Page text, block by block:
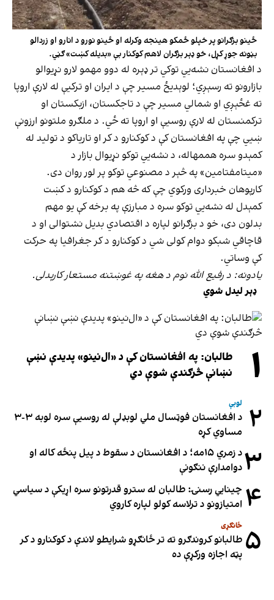
ځینو بزګرانو پر خپلو ځمکو هینجه وکرله او ځینو نورو د انارو او زردالو
بڼونه جوړ کړل، خو ډېر بزګران لاهم کوکنار بې «بدیله کښت» ګڼي.
د افغانستان نشه‌يي توکي تر ډېره له دوو مهمو لارو نړیوالو
بازارونو ته رسېږي؛ لوېدیځ مسیر چې د ایران او ترکیې له لارې اروپا
ته غځېږي او شمالي مسیر چې د تاجکستان، ازبکستان او
ترکمنستان له لارې روسیې او اروپا ته ځي. د ملګرو ملتونو ارزونې
ښيي چې په افغانستان کې د کوکنارو د کر او تاریاکو د تولید له
کمېدو سره هممهاله، د نشه‌يي توکو نړیوال بازار د
«میتامفتامین» په څېر د مصنوعي توکو پر لور روان دی.
کارپوهان خبرداری ورکوي چې که څه هم د کوکنارو د کښت
کمېدل له نشه‌يي توکو سره د مبارزې په برخه کې یو مهم
بدلون دی، خو د بزګرانو لپاره د اقتصادي بدیل نشتوالی او د
قاچاقي شبکو دوام کولی شي د کوکنارو د کر جغرافیا په حرکت
کې وساتي.
یادونه: د رفیع الله نوم د هغه په غوښتنه مستعار کارېدلی.
ډېر لیدل شوي
۱
طالبان: په افغانستان کې د «ال‌نینو» پدیدې نښې
نښانې څرګندې شوې دي
۲ لوبې
د افغانستان فوټسال ملي لوبډلې له روسیې سره لوبه ۳-۳
مساوي کړه
۳
د زمري ۱۵مه؛ د افغانستان د سقوط د پیل پنځه کاله او
دوامدارې ننګونې
۴ چینایي رسنۍ: طالبان له سترو قدرتونو سره اړیکې د سیاسي
امتیازونو د ترلاسه کولو لپاره کاروي
۵ ځانګړی
طالبانو کروندګرو ته تر ځانګړو شرایطو لاندې د کوکنارو د کر
پټه اجازه ورکړې ده